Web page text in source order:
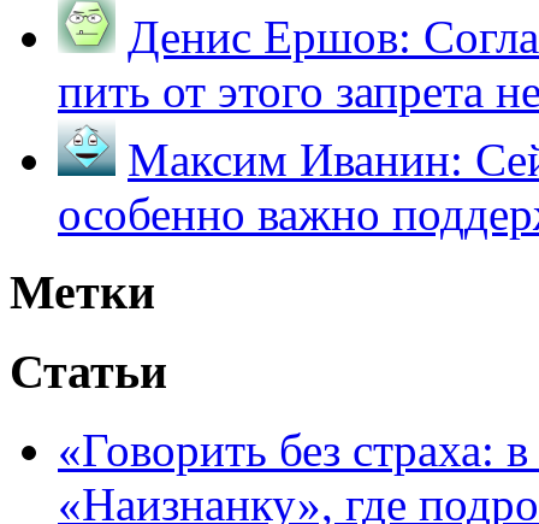
Денис Ершов:
пить от этого запрета
Максим Иванин:
особенно важно
Метки
Статьи
«Говорить без страха:
«Наизнанку», где